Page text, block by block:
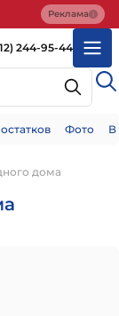
Реклама
244-95-44
Фото
дома